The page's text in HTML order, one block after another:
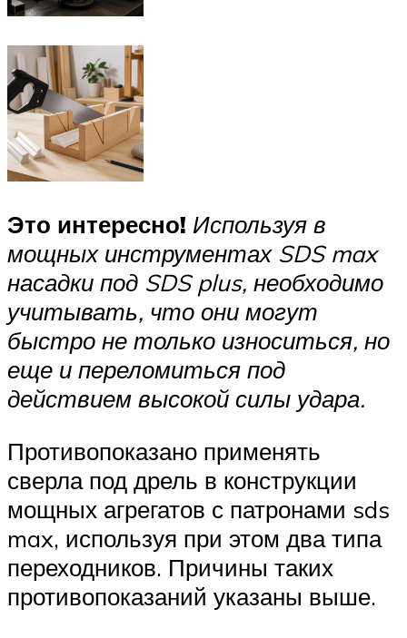
Это интересно! Используя в
мощных инструментах SDSmax
насадки под SDSplus, необходимо
учитывать, что они могут
быстро не только износиться, но
еще и переломиться под
действием высокой силы удара.
Противопоказано применять
сверла под дрель в конструкции
мощных агрегатов с патронами sds
max, используя при этом два типа
переходников. Причины таких
противопоказаний указаны выше.